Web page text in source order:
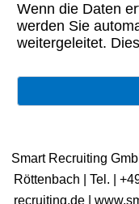
Wenn die Daten
werden Sie
weitergeleitet.
Smart Recruiting
Röttenbach | ​Tel. |
recruiting.de |